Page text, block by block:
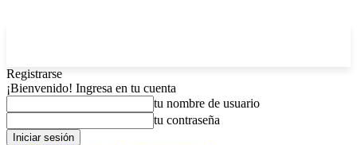
Registrarse
¡Bienvenido! Ingresa en tu cuenta
tu nombre de usuario
tu contraseña